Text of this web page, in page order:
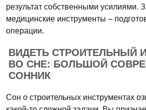
результат собственными усилиями.
медицинские инструменты –
операции.
ВИДЕТЬ СТРОИТЕЛЬНЫЙ
ВО СНЕ: БОЛЬШОЙ
СОННИК
Сон о строительных инструментах